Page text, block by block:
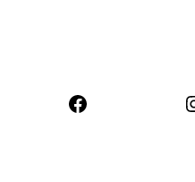
Facebook